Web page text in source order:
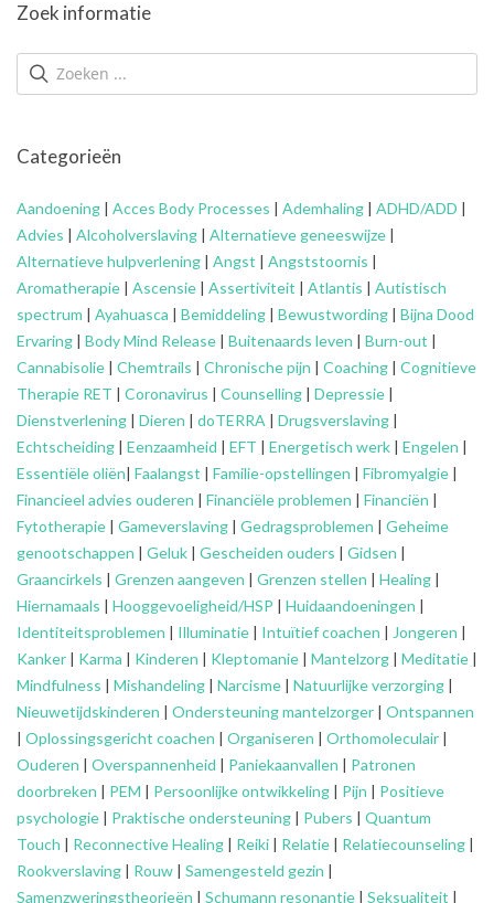
Zoek informatie
Categorieën
Aandoening | Acces Body Processes | Ademhaling | ADHD/ADD |
Advies | Alcoholverslaving | Alternatieve geneeswijze |
Alternatieve hulpverlening | Angst | Angststoornis |
Aromatherapie | Ascensie | Assertiviteit | Atlantis | Autistisch
spectrum | Ayahuasca | Bemiddeling | Bewustwording | Bijna Dood
Ervaring | Body Mind Release | Buitenaards leven | Burn-out |
Cannabisolie | Chemtrails | Chronische pijn | Coaching | Cognitieve
Therapie RET | Coronavirus | Counselling | Depressie |
Dienstverlening | Dieren | doTERRA | Drugsverslaving |
Echtscheiding | Eenzaamheid | EFT | Energetisch werk | Engelen |
Essentiële oliën| Faalangst | Familie-opstellingen | Fibromyalgie |
Financieel advies ouderen | Financiële problemen | Financiën |
Fytotherapie | Gameverslaving | Gedragsproblemen | Geheime
genootschappen | Geluk | Gescheiden ouders | Gidsen |
Graancirkels | Grenzen aangeven | Grenzen stellen | Healing |
Hiernamaals | Hooggevoeligheid/HSP | Huidaandoeningen |
Identiteitsproblemen | Illuminatie | Intuïtief coachen | Jongeren |
Kanker | Karma | Kinderen | Kleptomanie | Mantelzorg | Meditatie |
Mindfulness | Mishandeling | Narcisme | Natuurlijke verzorging |
Nieuwetijdskinderen | Ondersteuningmantelzorger | Ontspannen
| Oplossingsgericht coachen | Organiseren | Orthomoleculair |
Ouderen | Overspannenheid | Paniekaanvallen | Patronen
doorbreken | PEM | Persoonlijke ontwikkeling | Pijn | Positieve
psychologie | Praktische ondersteuning | Pubers | Quantum
Touch | Reconnective Healing | Reiki | Relatie | Relatiecounseling |
Rookverslaving | Rouw | Samengesteld gezin |
Samenzweringstheorieën | Schumann resonantie | Seksualiteit |